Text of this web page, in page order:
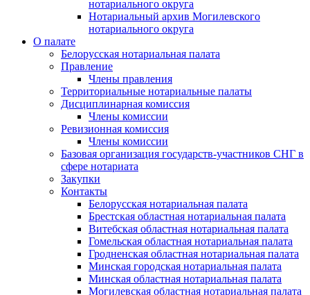
нотариального округа
Нотариальный архив Могилевского
нотариального округа
О палате
Белорусская нотариальная палата
Правление
Члены правления
Территориальные нотариальные палаты
Дисциплинарная комиссия
Члены комиссии
Ревизионная комиссия
Члены комиссии
Базовая организация государств-участников СНГ в
сфере нотариата
Закупки
Контакты
Белорусская нотариальная палата
Брестская областная нотариальная палата
Витебская областная нотариальная палата
Гомельская областная нотариальная палата
Гродненская областная нотариальная палата
Минская городская нотариальная палата
Минская областная нотариальная палата
Могилевская областная нотариальная палата